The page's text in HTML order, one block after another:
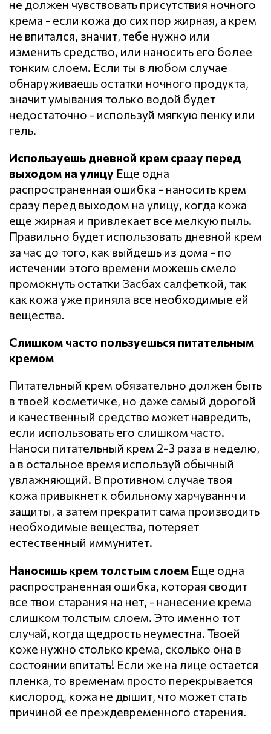
не должен чувствовать присутствия ночного
крема - если кожа до сих пор жирная, а крем
не впитался, значит, тебе нужно или
изменить средство, или наносить его более
тонким слоем. Если ты в любом случае
обнаруживаешь остатки ночного продукта,
значит умывания только водой будет
недостаточно - используй мягкую пенку или
гель.
Используешь дневной крем сразу перед
выходом на улицу Еще одна
распространенная ошибка - наносить крем
сразу перед выходом на улицу, когда кожа
еще жирная и привлекает все мелкую пыль.
Правильно будет использовать дневной крем
за час до того, как выйдешь из дома - по
истечении этого времени можешь смело
промокнуть остатки Засбах салфеткой, так
как кожа уже приняла все необходимые ей
вещества.
Слишком часто пользуешься питательным
кремом
Питательный крем обязательно должен быть
в твоей косметичке, но даже самый дорогой
и качественный средство может навредить,
если использовать его слишком часто.
Наноси питательный крем 2-3 раза в неделю,
а в остальное время используй обычный
увлажняющий. В противном случае твоя
кожа привыкнет к обильному харчуваннч и
защиты, а затем прекратит сама производить
необходимые вещества, потеряет
естественный иммунитет.
Наносишь крем толстым слоем Еще одна
распространенная ошибка, которая сводит
все твои старания на нет, - нанесение крема
слишком толстым слоем. Это именно тот
случай, когда щедрость неуместна. Твоей
коже нужно столько крема, сколько она в
состоянии впитать! Если же на лице остается
пленка, то временам просто перекрывается
кислород, кожа не дышит, что может стать
причиной ее преждевременного старения.